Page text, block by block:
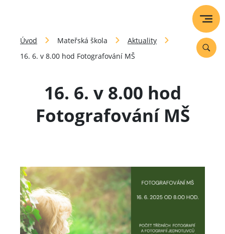
Úvod Mateřská škola
Aktuality
16. 6. v 8.00 hod Fotografování MŠ
16. 6. v 8.00 hod
Fotografování MŠ